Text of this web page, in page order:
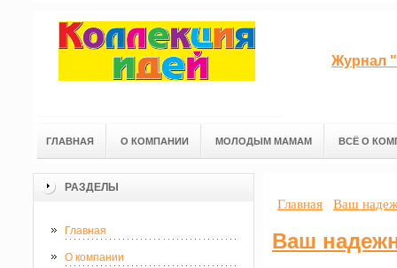
Журнал
ГЛАВНАЯ О КОМПАНИИ МОЛОДЫМ МАМАМ ВСЁ О
РАЗДЕЛЫ
Главная
О компании
Главная Ваш
Ваш